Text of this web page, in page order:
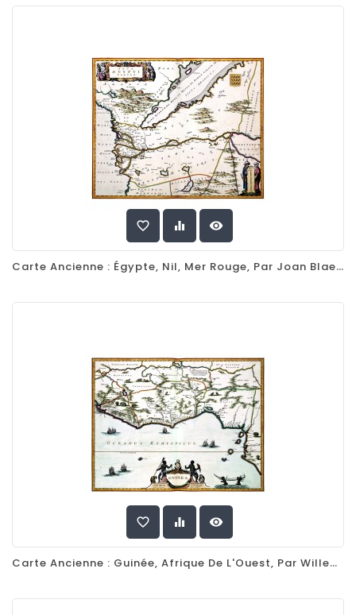
favorite_border equalizer visibility
Carte Ancienne : Égypte, Nil, Mer Rouge, Par Joan Blaeu, 1662
favorite_border equalizer visibility
Carte Ancienne : Guinée, Afrique De L'Ouest, Par Willem Blaeu, 1635